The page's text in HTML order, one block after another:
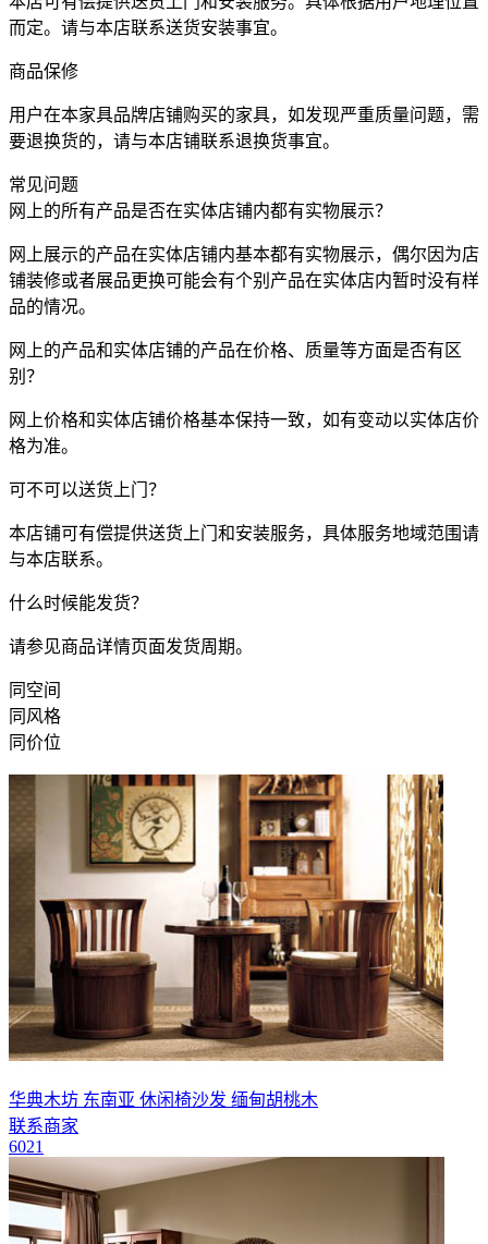
而定。请与本店联系送货安装事宜。
商品保修
用户在本家具品牌店铺购买的家具，如发现严重质量问题，需
要退换货的，请与本店铺联系退换货事宜。
常见问题
网上的所有产品是否在实体店铺内都有实物展示？
网上展示的产品在实体店铺内基本都有实物展示，偶尔因为店
铺装修或者展品更换可能会有个别产品在实体店内暂时没有样
品的情况。
网上的产品和实体店铺的产品在价格、质量等方面是否有区
别？
网上价格和实体店铺价格基本保持一致，如有变动以实体店价
格为准。
可不可以送货上门？
本店铺可有偿提供送货上门和安装服务，具体服务地域范围请
与本店联系。
什么时候能发货？
请参见商品详情页面发货周期。
同空间
同风格
同价位
华典木坊 东南亚 休闲椅沙发 缅甸胡桃木
联系商家
6021